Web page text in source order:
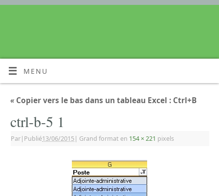
MENU
« Copier vers le bas dans un tableau Excel : Ctrl+B
ctrl-b-5 1
Par| Publié13/06/2015| Grand format en 154 × 221 pixels